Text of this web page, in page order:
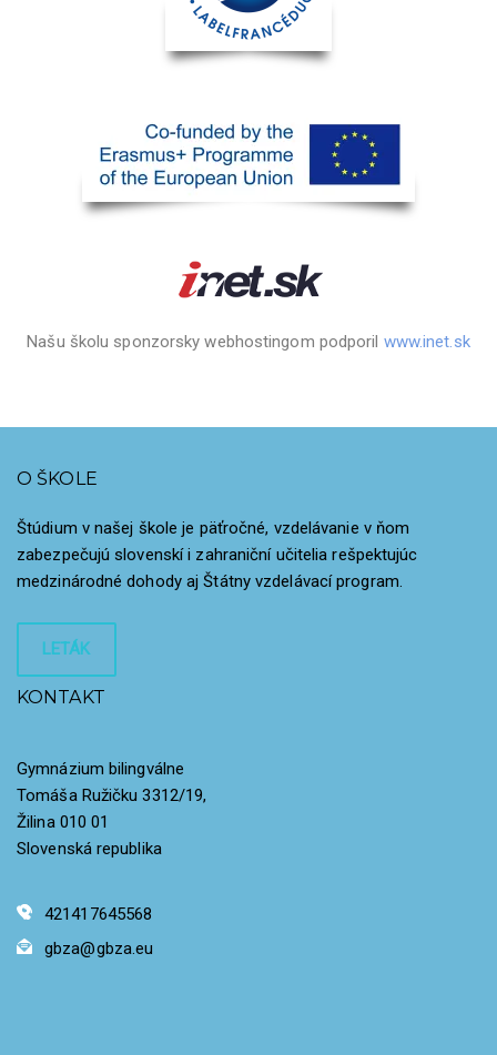
Našu školu sponzorsky webhostingom podporil www.inet.sk
O ŠKOLE
Štúdium v našej škole je päťročné, vzdelávanie v ňom
zabezpečujú slovenskí i zahraniční učitelia rešpektujúc
medzinárodné dohody aj Štátny vzdelávací program.
LETÁK
KONTAKT
Gymnázium bilingválne
Tomáša Ružičku 3312/19,
Žilina 010 01
Slovenská republika
421417645568
gbza@gbza.eu